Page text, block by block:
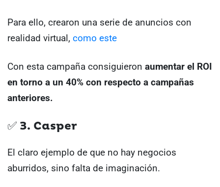
Para ello, crearon una serie de anuncios con
realidad virtual, como este
Con esta campaña consiguieron aumentar el ROI
en torno a un 40% con respecto a campañas
anteriores.
✅ 3. Casper
El claro ejemplo de que no hay negocios
aburridos, sino falta de imaginación.